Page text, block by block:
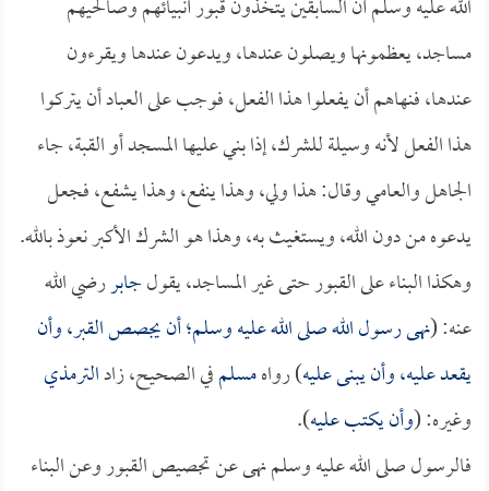
الله عليه وسلم أن السابقين يتخذون قبور أنبيائهم وصالحيهم
مساجد، يعظمونها ويصلون عندها، ويدعون عندها ويقرءون
عندها، فنهاهم أن يفعلوا هذا الفعل، فوجب على العباد أن يتركوا
هذا الفعل لأنه وسيلة للشرك، إذا بني عليها المسجد أو القبة، جاء
الجاهل والعامي وقال: هذا ولي، وهذا ينفع، وهذا يشفع، فجعل
يدعوه من دون الله، ويستغيث به، وهذا هو الشرك الأكبر نعوذ بالله.
وهكذا البناء على القبور حتى غير المساجد، يقولجابررضي الله
عنه: (نهى رسول الله صلى الله عليه وسلم؛ أن يجصص القبر، وأن
يقعد عليه، وأن يبنى عليه) رواهمسلمفي الصحيح، زادالترمذي
وغيره: (وأن يكتب عليه).
فالرسول صلى الله عليه وسلم نهى عن تجصيص القبور وعن البناء